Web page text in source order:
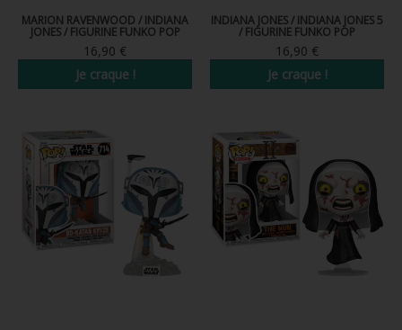
MARION RAVENWOOD / INDIANA
JONES / FIGURINE FUNKO POP
16,90 €
Je craque !
INDIANA JONES / INDIANA JONES 5
/ FIGURINE FUNKO POP
16,90 €
Je craque !